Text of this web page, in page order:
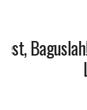
Best,